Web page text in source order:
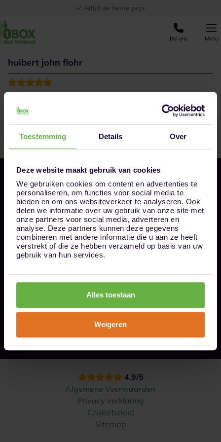
Toestemming Details Over
Deze website maakt gebruik van cookies
We gebruiken cookies om content en advertenties te
personaliseren, om functies voor social media te
bieden en om ons websiteverkeer te analyseren. Ook
delen we informatie over uw gebruik van onze site met
onze partners voor social media, adverteren en
analyse. Deze partners kunnen deze gegevens
combineren met andere informatie die u aan ze heeft
verstrekt of die ze hebben verzameld op basis van uw
gebruik van hun services.
Alles toestaan
Weigeren
Altijd de beste prijs
Bel ons Menu
huibert john flohr
bediening. Meedenkend aan wensen van klanten. Top
Bel ons op 085 - 0161611
info@1box.nl
Volg ons
Onze opslaglocaties
Hoe werkt het?
4.9/5
Algemene Voorwaarden
Privacy verklaring
Cookiebeleid
Sitemap